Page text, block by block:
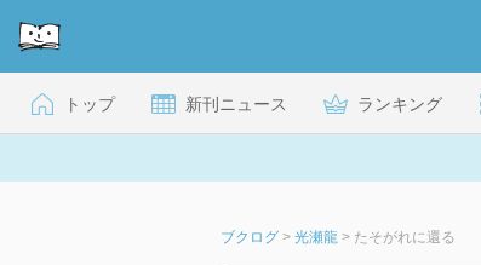
トップ 新刊ニュース ランキング
ブクログ > 光瀬龍 > たそがれに還る